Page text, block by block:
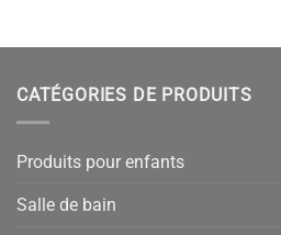
CATÉGORIES DE PRODUITS
Produits pour enfants
Salle de bain